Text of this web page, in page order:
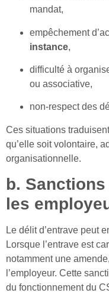
mandat,
empêchement
instance,
difficulté à
ou associative,
non-respect des
Ces situations
qu’elle soit volontaire,
organisationnelle.
b.
les
Le délit d’entrave peut
Lorsque l’entrave est
notamment une
l’employeur. Cette
du fonctionnement du